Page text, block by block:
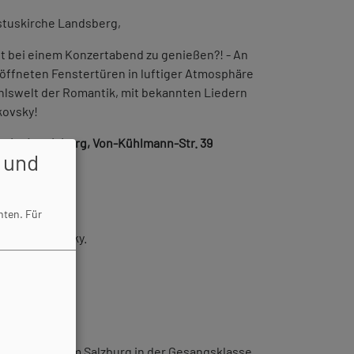
Landsberg,
einem Konzertabend zu genießen?! - An
Fenstertüren in luftiger Atmosphäre
der Romantik, mit bekannten Liedern
Landsberg, Von-Kühlmann-Str. 39
Tchaikovsky.
Für